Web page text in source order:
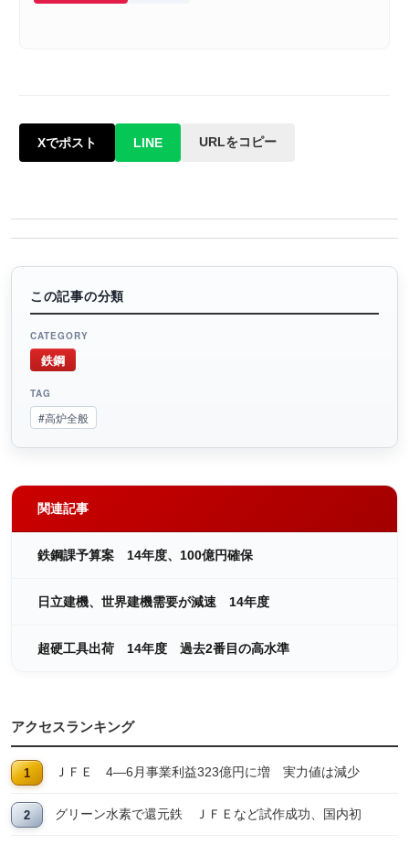
Xでポスト LINE URLをコピー
この記事の分類
CATEGORY
鉄鋼
TAG
#高炉全般
関連記事
鉄鋼課予算案 14年度、100億円確保
日立建機、世界建機需要が減速 14年度
超硬工具出荷 14年度 過去2番目の高水準
アクセスランキング
ＪＦＥ 4―6月事業利益323億円に増 実力値は減少
グリーン水素で還元鉄 ＪＦＥなど試作成功、国内初